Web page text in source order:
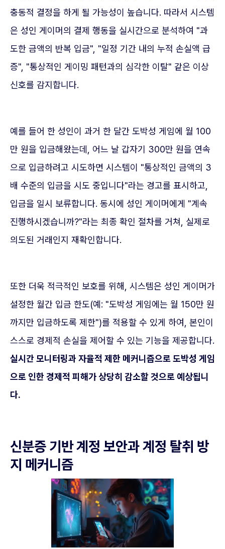
충동적 결정을 하게 될 가능성이 높습니다. 따라서 시스템
은 성인 게이머의 결제 행동을 실시간으로 분석하여 "과
도한 금액의 반복 입금", "일정 기간 내의 누적 손실액 급
증", "통상적인 게이밍 패턴과의 심각한 이탈" 같은 이상
신호를 감지합니다.
예를 들어 한 성인이 과거 한 달간 도박성 게임에 월 100
만 원을 입금해왔는데, 어느 날 갑자기 300만 원을 연속
으로 입금하려고 시도하면 시스템이 "통상적인 금액의 3
배 수준의 입금을 시도 중입니다"라는 경고를 표시하고,
입금을 일시 보류합니다. 동시에 성인 게이머에게 "계속
진행하시겠습니까?"라는 최종 확인 절차를 거쳐, 실제로
의도된 거래인지 재확인합니다.
또한 더욱 적극적인 보호를 위해, 시스템은 성인 게이머가
설정한 월간 입금 한도(예: "도박성 게임에는 월 150만 원
까지만 입금하도록 제한")를 적용할 수 있게 하여, 본인이
스스로 경제적 손실을 제어할 수 있는 기능을 제공합니다.
실시간 모니터링과 자율적 제한 메커니즘으로 도박성 게임
으로 인한 경제적 피해가 상당히 감소할 것으로 예상됩니
다.
신분증 기반 계정 보안과 계정 탈취 방
지 메커니즘